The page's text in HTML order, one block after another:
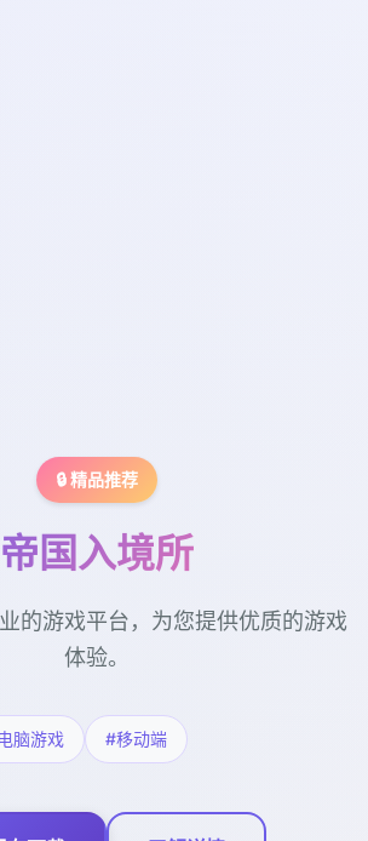
🔒 精品推荐
帝国入境所
的游戏平台，为您提供优质的游戏
体验。
脑游戏 #移动端